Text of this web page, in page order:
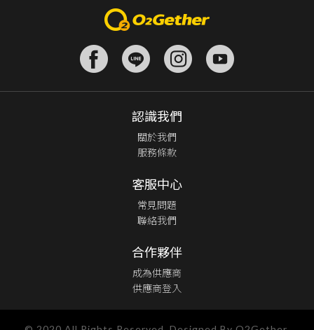
認識我們
關於我們
服務條款
客服中心
常見問題
聯絡我們
合作夥伴
成為供應商
供應商登入